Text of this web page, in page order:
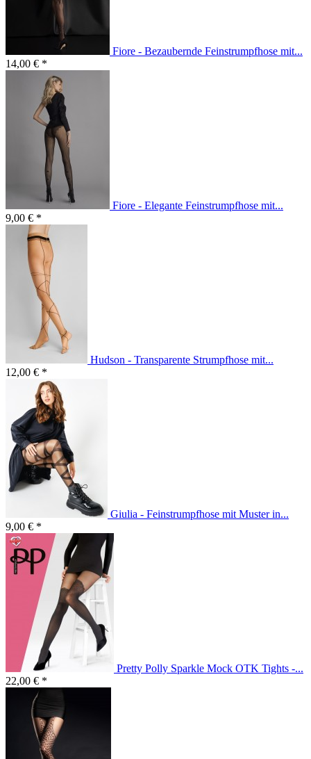
Fiore - Bezaubernde Feinstrumpfhose mit...
14,00 € *
Fiore - Elegante Feinstrumpfhose mit...
9,00 € *
Hudson - Transparente Strumpfhose mit...
12,00 € *
Giulia - Feinstrumpfhose mit Muster in...
9,00 € *
Pretty Polly Sparkle Mock OTK Tights -...
22,00 € *